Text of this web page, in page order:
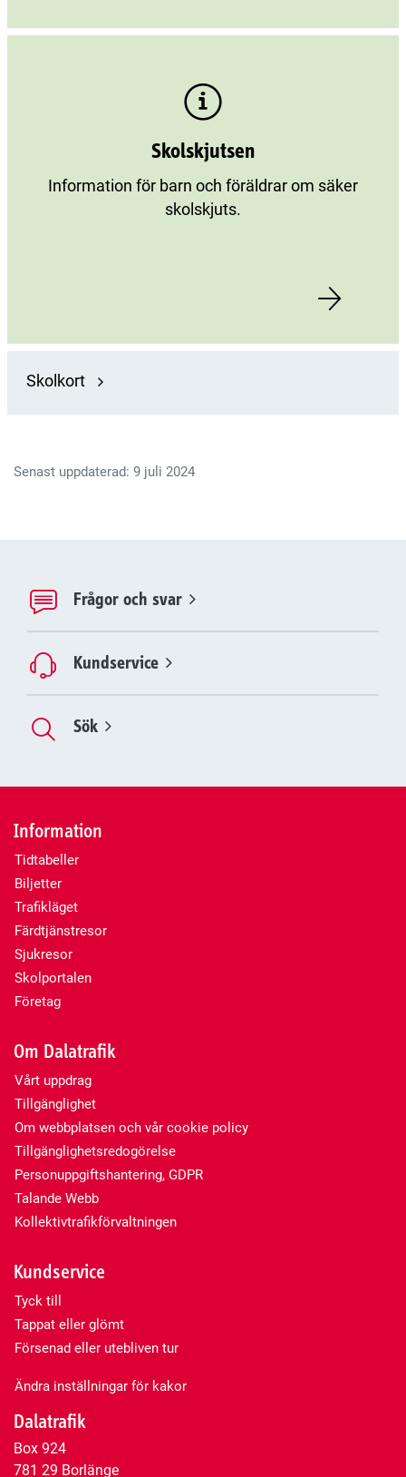
Skolkort
Skolskjutsen
Information för barn och föräldrar om säker
skolskjuts.
Senast uppdaterad: 9 juli 2024
Frågor och svar
Kundservice
Sök
Information
Tidtabeller
Biljetter
Trafikläget
Färdtjänstresor
Sjukresor
Skolportalen
Företag
Om Dalatrafik
Vårt uppdrag
Tillgänglighet
Om webbplatsen och vår cookie policy
Tillgänglighetsredogörelse
Personuppgiftshantering, GDPR
Talande Webb
Kollektivtrafikförvaltningen
Kundservice
Tyck till
Tappat eller glömt
Försenad eller utebliven tur
Ändra inställningar för kakor
Dalatrafik
Box 924
781 29 Borlänge